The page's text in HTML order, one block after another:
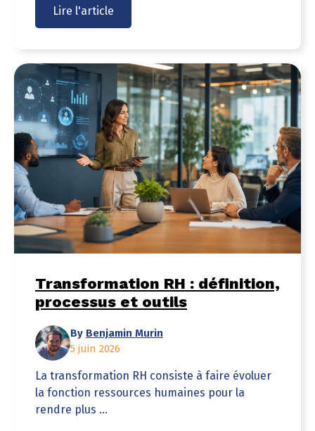
Lire l'article
Transformation RH : définition,
processus et outils
By Benjamin Murin
5 juin 2026
La transformation RH consiste à faire évoluer
la fonction ressources humaines pour la
rendre plus ...